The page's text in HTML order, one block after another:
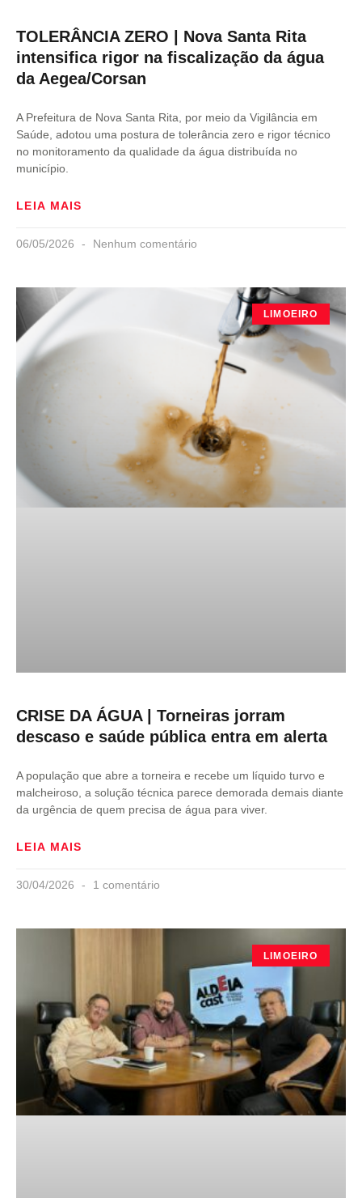
TOLERÂNCIA ZERO | Nova Santa Rita
intensifica rigor na fiscalização da água
da Aegea/Corsan
A Prefeitura de Nova Santa Rita, por meio da Vigilância em
Saúde, adotou uma postura de tolerância zero e rigor técnico
no monitoramento da qualidade da água distribuída no
município.
LEIA MAIS
06/05/2026 Nenhum comentário
LIMOEIRO
CRISE DA ÁGUA | Torneiras jorram
descaso e saúde pública entra em alerta
A população que abre a torneira e recebe um líquido turvo e
malcheiroso, a solução técnica parece demorada demais diante
da urgência de quem precisa de água para viver.
LEIA MAIS
30/04/2026 1 comentário
LIMOEIRO